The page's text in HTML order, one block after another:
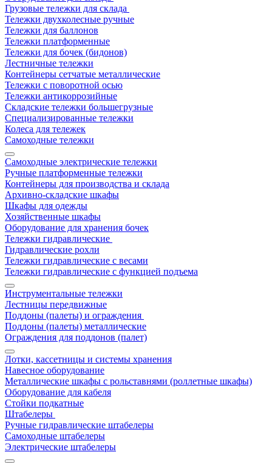
Грузовые тележки для склада
Тележки двухколесные ручные
Тележки для баллонов
Тележки платформенные
Тележки для бочек (бидонов)
Лестничные тележки
Контейнеры сетчатые металлические
Тележки с поворотной осью
Тележки антикоррозийные
Складские тележки большегрузные
Специализированные тележки
Колеса для тележек
Самоходные тележки
Самоходные электрические тележки
Ручные платформенные тележки
Контейнеры для производства и склада
Архивно-складские шкафы
Шкафы для одежды
Хозяйственные шкафы
Оборудование для хранения бочек
Тележки гидравлические
Гидравлические рохли
Тележки гидравлические с весами
Тележки гидравлические с функцией подъема
Инструментальные тележки
Лестницы передвижные
Поддоны (палеты) и ограждения
Поддоны (палеты) металлические
Ограждения для поддонов (палет)
Лотки, кассетницы и системы хранения
Навесное оборудование
Металлические шкафы с рольставнями (роллетные шкафы)
Оборудование для кабеля
Стойки подкатные
Штабелеры
Ручные гидравлические штабелеры
Самоходные штабелеры
Электрические штабелеры